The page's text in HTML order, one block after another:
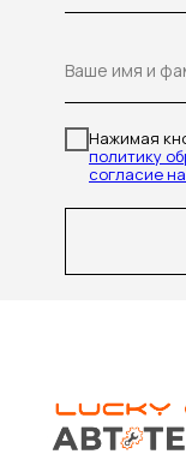
Ваше имя и
Нажимая
политику
согласие